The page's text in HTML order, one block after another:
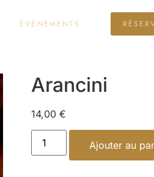
ÉVÉNEMENTS
Arancini
14,00 €
Ajouter au